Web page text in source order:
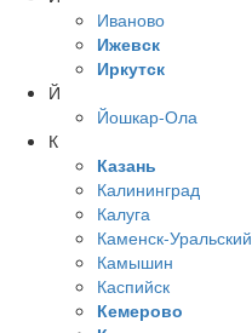
Иваново
Ижевск
Иркутск
Й
Йошкар-Ола
К
Казань
Калининград
Калуга
Каменск-Уральский
Камышин
Каспийск
Кемерово